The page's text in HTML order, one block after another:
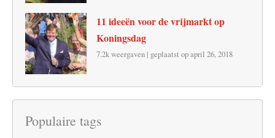
11 ideeën voor de vrijmarkt op
Koningsdag
7.2k weergaven | geplaatst op april 26, 2018
Populaire tags